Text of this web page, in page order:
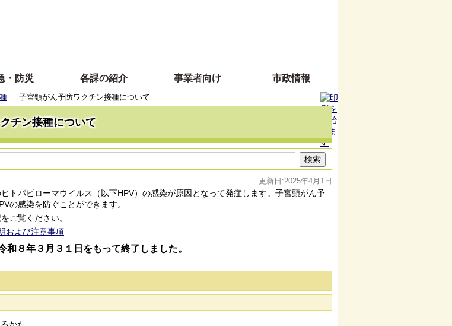
・防災 各課の紹介 事業者向け 市政情報
子宮頸がん予防ワクチン接種について
チン接種について
更新日:2025年4月1日
トパピローマウイルス（以下HPV）の感染が原因となって発症します。子宮頸がん予
の感染を防ぐことができます。
ご覧ください。
および注意事項
和８年３月３１日をもって終了しました。